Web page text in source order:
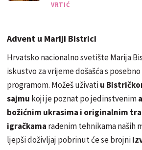
VRTIĆ
Advent u Mariji Bistrici
Hrvatsko nacionalno svetište Marija
iskustvo za vrijeme došašća s
programom. Možeš uživatiu
sajmu koji je poznat po jedinstvenim
božićnim ukrasima i originalnim
igračkama rađenim tehnikama naših
ljepši doživljaj pobrinut će se brojni